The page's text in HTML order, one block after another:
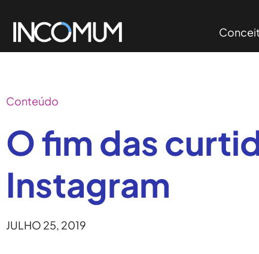
Conteúdo
O fim das
Instagram
JULHO 25, 2019